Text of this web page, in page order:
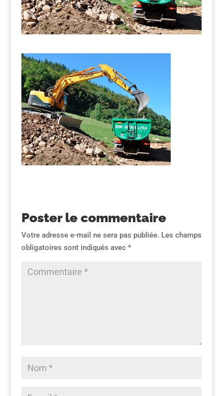
Poster le commentaire
Votre adresse e-mail ne sera pas publiée. Les champs
obligatoires sont indiqués avec *